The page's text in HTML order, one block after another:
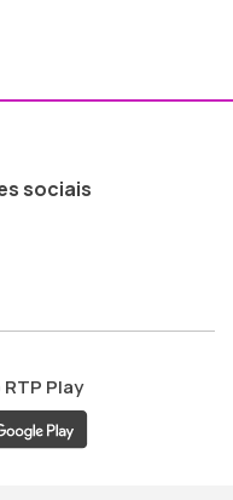
sociais
ao
RTP Play